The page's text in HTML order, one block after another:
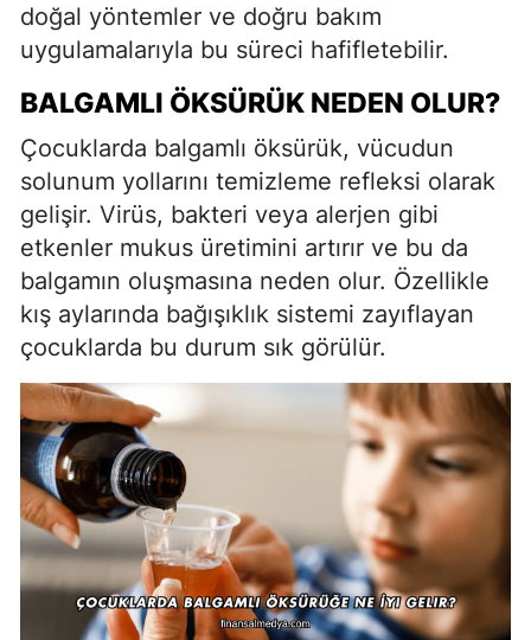
doğal yöntemler ve doğru bakım
uygulamalarıyla bu süreci hafifletebilir.
BALGAMLI ÖKSÜRÜK NEDEN OLUR?
Çocuklarda balgamlı öksürük, vücudun
solunum yollarını temizleme refleksi olarak
gelişir. Virüs, bakteri veya alerjen gibi
etkenler mukus üretimini artırır ve bu da
balgamın oluşmasına neden olur. Özellikle
kış aylarında bağışıklık sistemi zayıflayan
çocuklarda bu durum sık görülür.